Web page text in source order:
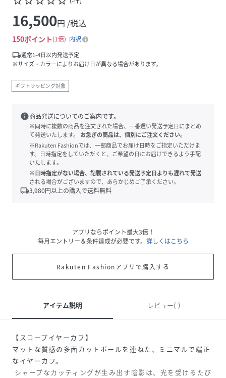
16,500円 /税込
150ポイント 1倍
内訳
local_shipping通常1-4日以内発送予定
※サイズ・カラーによりお届け日が異なる場合があります。
ギフトラッピング対象
info商品発送についてのご案内です。
※同時に複数の商品を注文された場合、一番遅い発送予定日にまとめ
て発送いたします。
お急ぎの商品は、個別にご注文ください。
※Rakuten Fashionでは、一部商品でお届け日時をご指定いただけま
す。日時指定をしていただくと、ご希望の日にお届けできるよう手配
いたします。
※日時指定がない場合、記載されている発送予定日よりも遅れて発送
される場合がございますので、あらかじめご了承ください。
local_shipping3,980円以上の購入で送料無料
アプリならポイント最大3倍！
毎月エントリー＆条件達成が必要です。 詳しくはこちら
Rakuten Fashionアプリで購入する
アイテム説明 レビュー(-)
【スコープイヤーカフ】
マットな質感の多面カットボールを連ねた、ミニマルで端正
なイヤーカフ。
シャープなカッティングが生み出す陰影は、光を受けるたび